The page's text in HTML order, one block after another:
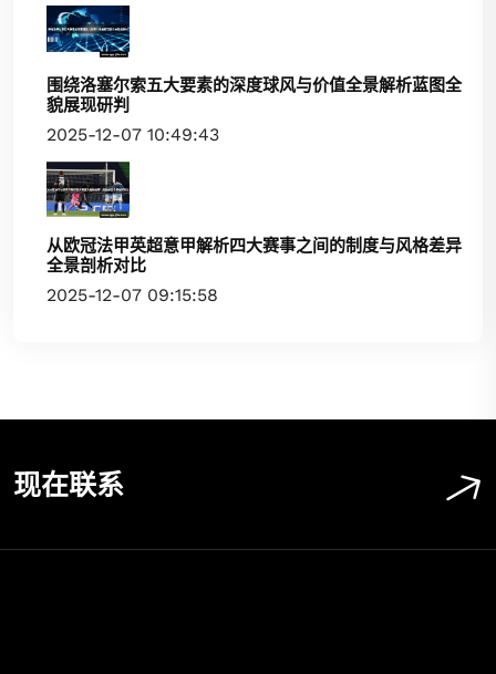
围绕洛塞尔索五大要素的深度球风与价值全景解析蓝图全
貌展现研判
2025-12-07 10:49:43
从欧冠法甲英超意甲解析四大赛事之间的制度与风格差异
全景剖析对比
2025-12-07 09:15:58
现在联系